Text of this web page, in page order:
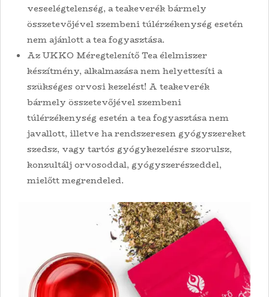
veseelégtelenség, a teakeverék bármely
összetevőjével szembeni túlérzékenység esetén
nem ajánlott a tea fogyasztása.
Az UKKO Méregtelenítő Tea élelmiszer
készítmény, alkalmazása nem helyettesíti a
szükséges orvosi kezelést! A teakeverék
bármely összetevőjével szembeni
túlérzékenység esetén a tea fogyasztása nem
javallott, illetve ha rendszeresen gyógyszereket
szedsz, vagy tartós gyógykezelésre szorulsz,
konzultálj orvosoddal, gyógyszerészeddel,
mielőtt megrendeled.